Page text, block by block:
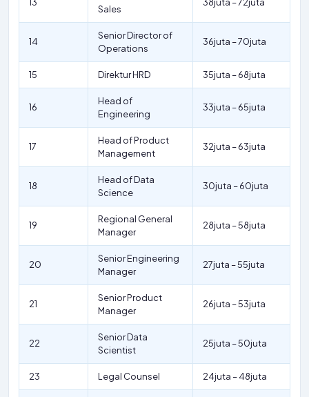
Sales
14
Senior Director of
Operations
36juta – 70juta
15 Direktur HRD 35juta – 68juta
16
Head of
Engineering
33juta – 65juta
17
Head of Product
Management
32juta – 63juta
18
Head of Data
Science
30juta – 60juta
19
Regional General
Manager
28juta – 58juta
20
Senior Engineering
Manager
27juta – 55juta
21
Senior Product
Manager
26juta – 53juta
22
Senior Data
Scientist
25juta – 50juta
23 Legal Counsel 24juta – 48juta